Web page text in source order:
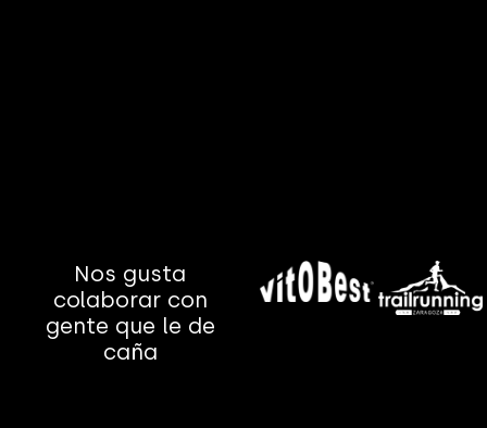
Nos gusta
colaborar con
gente que le de
caña